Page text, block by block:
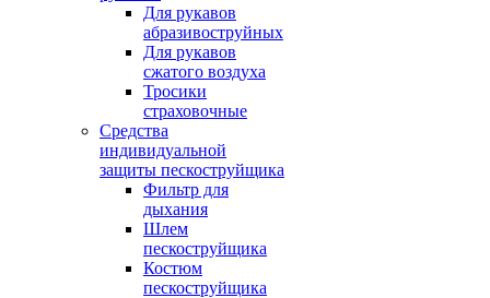
Для рукавов
абразивоструйных
Для рукавов
сжатого воздуха
Тросики
страховочные
Средства
индивидуальной
защиты пескоструйщика
Фильтр для
дыхания
Шлем
пескоструйщика
Костюм
пескоструйщика